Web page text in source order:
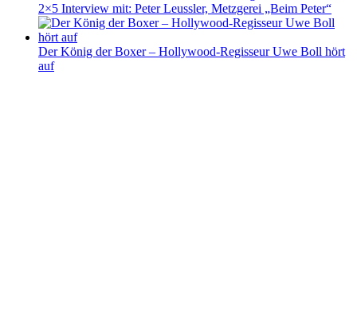
2×5 Interview mit: Peter Leussler, Metzgerei „Beim Peter“
Der König der Boxer – Hollywood-Regisseur Uwe Boll hört
auf